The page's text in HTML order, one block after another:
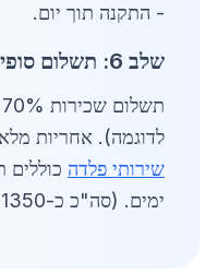
- התקנה תוך יום.
שלב 6: תשלום סופי ואחריות
לדוגמה). אחריות מלאה.
שירותי פלדה
ימים. (סה"כ כ-1350 מילים)